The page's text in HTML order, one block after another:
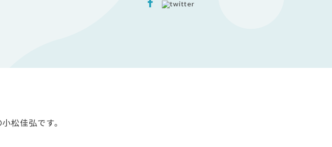
松佳弘です。